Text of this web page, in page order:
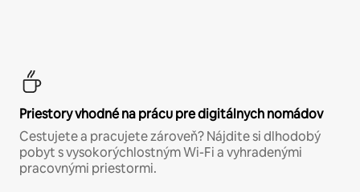
Priestory vhodné na prácu pre digitálnych nomádov
Cestujete a pracujete zároveň? Nájdite si dlhodobý
pobyt s vysokorýchlostným Wi-Fi a vyhradenými
pracovnými priestormi.